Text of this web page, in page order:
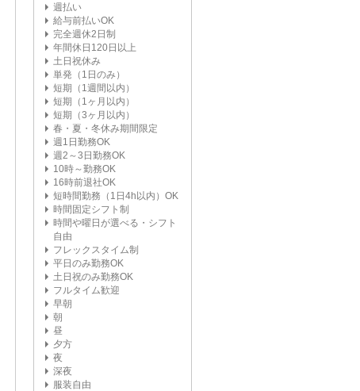
週払い
給与前払いOK
完全週休2日制
年間休日120日以上
土日祝休み
単発（1日のみ）
短期（1週間以内）
短期（1ヶ月以内）
短期（3ヶ月以内）
春・夏・冬休み期間限定
週1日勤務OK
週2～3日勤務OK
10時～勤務OK
16時前退社OK
短時間勤務（1日4h以内）OK
時間固定シフト制
時間や曜日が選べる・シフト
自由
フレックスタイム制
平日のみ勤務OK
土日祝のみ勤務OK
フルタイム歓迎
早朝
朝
昼
夕方
夜
深夜
服装自由